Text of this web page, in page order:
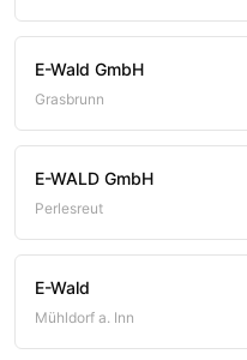
E-Wald GmbH
Grasbrunn
E-WALD GmbH
Perlesreut
E-Wald
Mühldorf a. Inn